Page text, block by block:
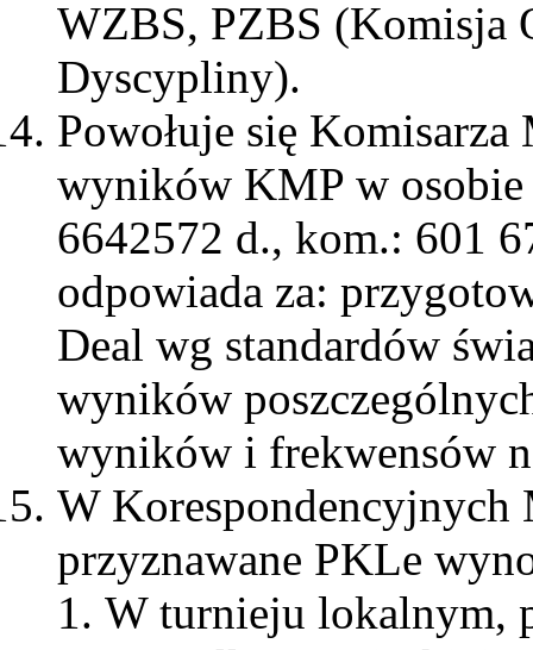
WZBS, PZBS (Komisja
Dyscypliny).
Powołuje się
wyników KMP w
6642572 d., kom.: 601
odpowiada za:
Deal wg standardów
wyników
wyników i frekwensów
W
przyznawane PKLe
W turnieju lokalnym,